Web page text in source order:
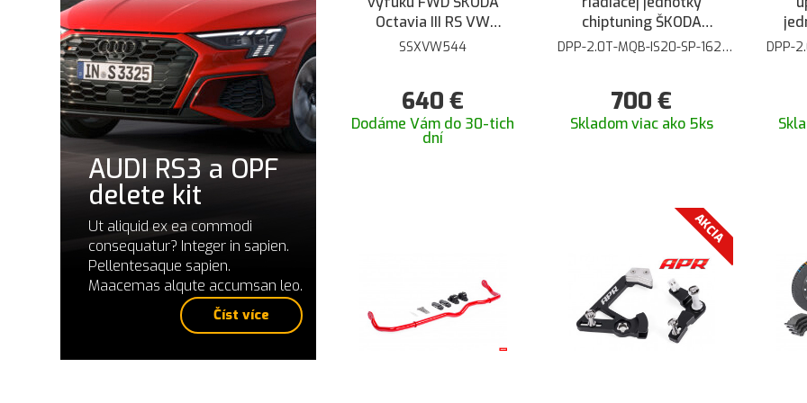
AUDI RS3 a OPF
delete kit
Ut aliquid ex ea commodi
consequatur? Integer in sapien.
Pellentesaque sapien.
Maacemas alqute accumsan leo.
Číst více
Octavia III RS VW
Golf 7 GTI TCR
- bez katalyzátora a
GPF na sériový
catback
SSXVW544
640€
Dodáme Vám do 30-tich
dní
chiptuning ŠKODA
Octavia 3 RS Superb
DPP-2.0T-MQB-IS20-SP-162-
700€
Skladom viac ako 5ks
DPP-
AKCIA